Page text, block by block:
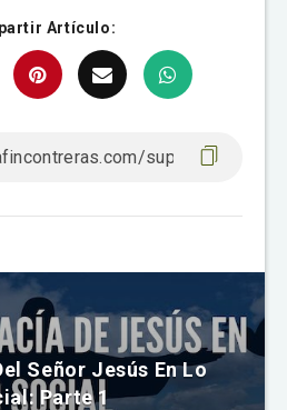
Artículo:
Señor Jesús En Lo
Parte 1